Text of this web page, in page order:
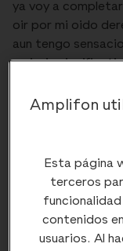
ya voy a
oir por mi oido
aun tengo
mejoria
saber cuanto
la que al parecer
gracias. Debo
liquido de mi oido,
demasiada
enviados
Amplifon
Esta página
terceros
contenidos
usuarios. Al